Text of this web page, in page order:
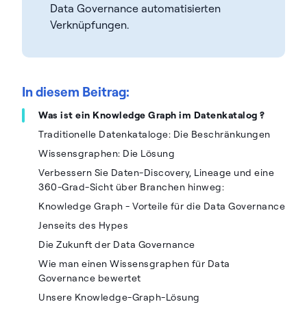
Data Governance automatisierten
Verknüpfungen.
In diesem Beitrag:
Was ist ein Knowledge Graph im Datenkatalog ?
Traditionelle Datenkataloge: Die Beschränkungen
Wissensgraphen: Die Lösung
Verbessern Sie Daten-Discovery, Lineage und eine
360-Grad-Sicht über Branchen hinweg:
Knowledge Graph - Vorteile für die Data Governance
Jenseits des Hypes
Die Zukunft der Data Governance
Wie man einen Wissensgraphen für Data
Governance bewertet
Unsere Knowledge-Graph-Lösung